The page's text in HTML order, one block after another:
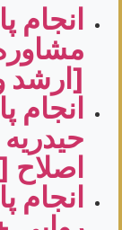
انجام
[ارشد
انجام
اصلاح
انجام